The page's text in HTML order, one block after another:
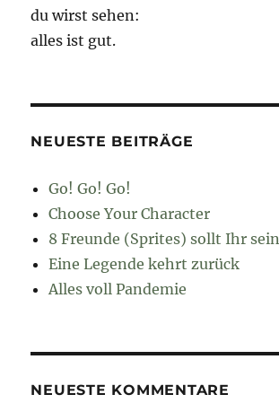
du wirst sehen:
alles ist gut.
NEUESTE BEITRÄGE
Go! Go! Go!
Choose Your Character
8 Freunde (Sprites) sollt Ihr sein
Eine Legende kehrt zurück
Alles voll Pandemie
NEUESTE KOMMENTARE